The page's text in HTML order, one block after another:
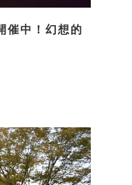
催中！幻想的